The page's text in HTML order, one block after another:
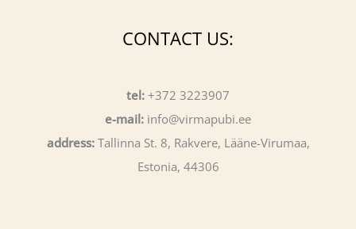
CONTACT US:
tel: +372 3223907
e-mail: info@virmapubi.ee
address:Tallinna St. 8, Rakvere, Lääne-Virumaa,
Estonia, 44306